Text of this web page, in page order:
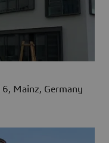
Mainz, Germany